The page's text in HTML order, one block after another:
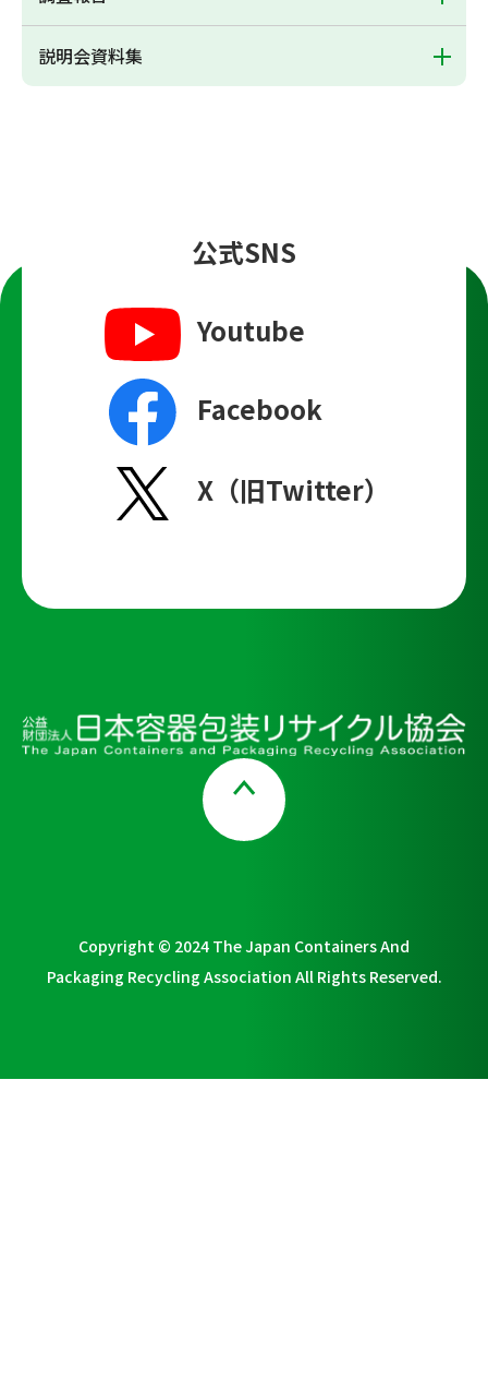
説明会資料集
公式SNS
Youtube
Facebook
X（旧Twitter）
Copyright © 2024 The Japan Containers And
Packaging Recycling Association All Rights Reserved.